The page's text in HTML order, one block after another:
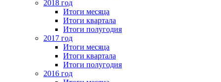
2018 год
Итоги месяца
Итоги квартала
Итоги полугодия
2017 год
Итоги месяца
Итоги квартала
Итоги полугодия
2016 год